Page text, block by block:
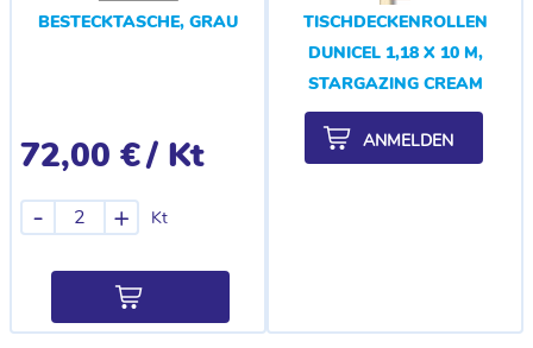
BESTECKTASCHE, GRAU
72,00 €/ Kt
Kt
- +
TISCHDECKENROLLEN
DUNICEL 1,18 X 10 M,
STARGAZING CREAM
ANMELDEN